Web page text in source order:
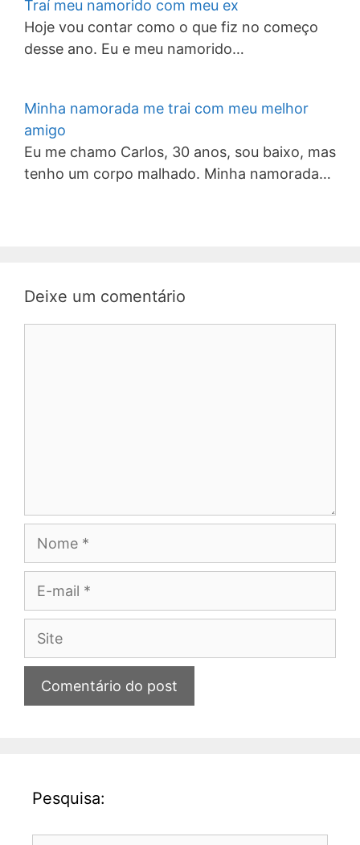
Traí meu namorido com meu ex
Hoje vou contar como o que fiz no começo
desse ano. Eu e meu namorido…
Minha namorada me trai com meu melhor
amigo
Eu me chamo Carlos, 30 anos, sou baixo, mas
tenho um corpo malhado. Minha namorada…
Deixe um comentário
Site
Pesquisa: